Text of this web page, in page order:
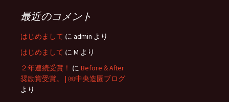
最近のコメント
はじめまして に admin より
はじめまして に M より
２年連続受賞！ に Before＆After
奨励賞受賞。 | ㈱中央造園ブログ
より